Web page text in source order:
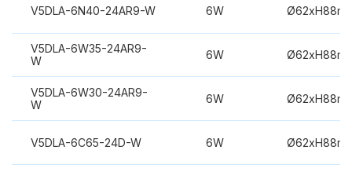
V5DLA-6N40-24AR9-W 6W
V5DLA-6W35-24AR9-
W
6W
V5DLA-6W30-24AR9-
W
6W
V5DLA-6C65-24D-W 6W